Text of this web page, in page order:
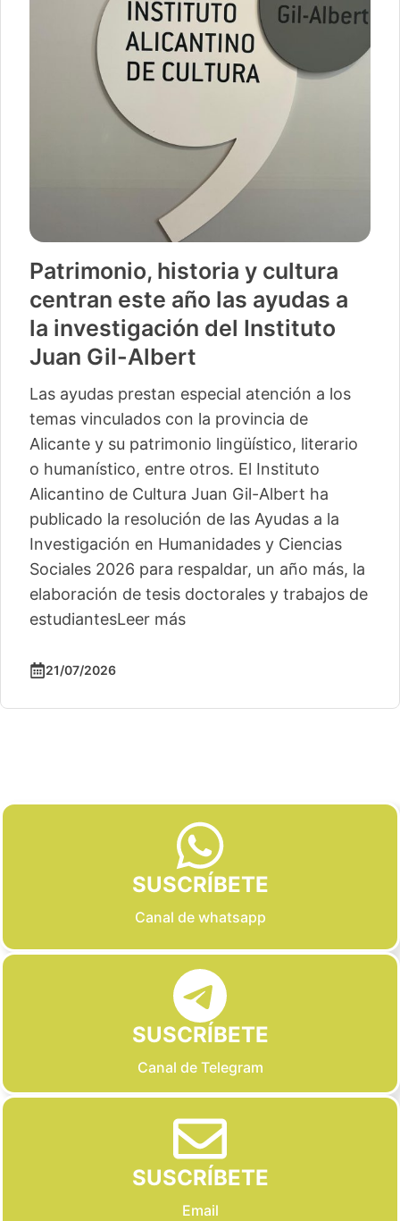
Patrimonio, historia y cultura
centran este año las ayudas a
la investigación del Instituto
Juan Gil-Albert
Las ayudas prestan especial atención a los
temas vinculados con la provincia de
Alicante y su patrimonio lingüístico, literario
o humanístico, entre otros. El Instituto
Alicantino de Cultura Juan Gil-Albert ha
publicado la resolución de las Ayudas a la
Investigación en Humanidades y Ciencias
Sociales 2026 para respaldar, un año más, la
elaboración de tesis doctorales y trabajos de
estudiantesLeer más
21/07/2026
SUSCRÍBETE
Canal de whatsapp
SUSCRÍBETE
Canal de Telegram
SUSCRÍBETE
Email